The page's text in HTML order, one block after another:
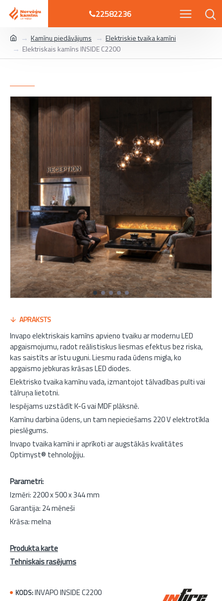
22582236
Kamīnu piedāvājums
Elektriskie tvaika kamīni
Elektriskais kamīns INSIDE C2200
APRAKSTS
Invapo elektriskais kamīns apvieno tvaiku ar modernu LED
apgaismojumu, radot reālistiskus liesmas efektus bez riska,
kas saistīts ar īstu uguni. Liesmu rada ūdens migla, ko
apgaismo jebkuras krāsas LED diodes.
Elektrisko tvaika kamīnu vada, izmantojot tālvadības pulti vai
tālruņa lietotni.
Iespējams uzstādīt K-G vai MDF plāksnē.
Kamīnu darbina ūdens, un tam nepieciešams 220 V elektrotīkla
pieslēgums.
Invapo tvaika kamīni ir aprīkoti ar augstākās kvalitātes
Optimyst® tehnoloģiju.
Parametri:
Izmēri: 2200 x 500 x 344 mm
Garantija: 24 mēneši
Krāsa: melna
Produkta karte
Tehniskais rasējums
KODS:INVAPO INSIDE C2200